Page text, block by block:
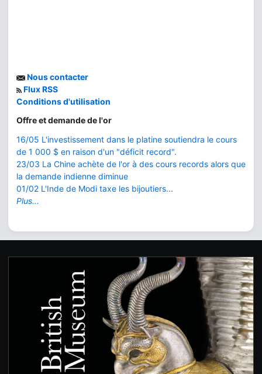
Nous contacter
Flux RSS
Conditions d'utilisation
Offre et demande de l'or
16/05 L'investissement dans le platine soutiendra le cours
de 1 000 $ en raison d'un "déficit record".
23/03 La Chine achète de l'or à des cours records alors que
la demande indienne diminue
01/02 L'Inde de Modi taxe les bijoutiers...
Plus...